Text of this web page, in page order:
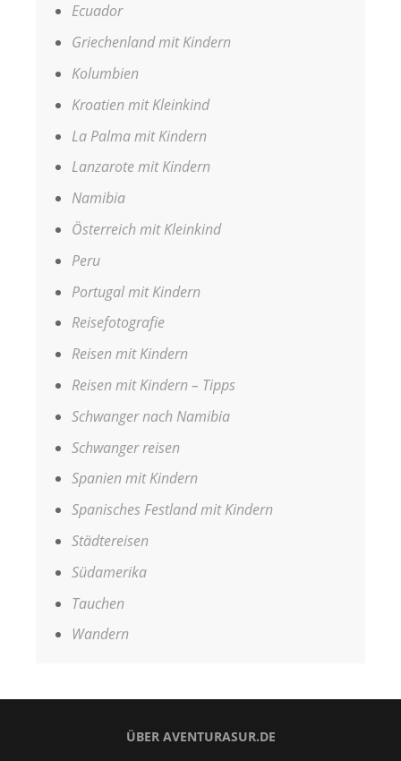
Ecuador
Griechenland mit Kindern
Kolumbien
Kroatien mit Kleinkind
La Palma mit Kindern
Lanzarote mit Kindern
Namibia
Österreich mit Kleinkind
Peru
Portugal mit Kindern
Reisefotografie
Reisen mit Kindern
Reisen mit Kindern – Tipps
Schwanger nach Namibia
Schwanger reisen
Spanien mit Kindern
Spanisches Festland mit Kindern
Städtereisen
Südamerika
Tauchen
Wandern
ÜBER AVENTURASUR.DE